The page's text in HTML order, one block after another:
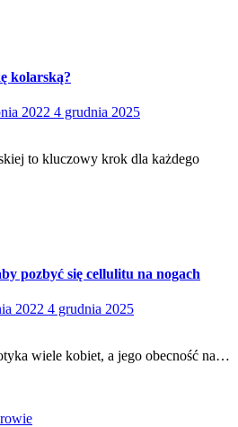
kolarską?
2022 4 grudnia 2025
to kluczowy krok dla każdego
pozbyć się cellulitu na nogach
2022 4 grudnia 2025
wiele kobiet, a jego obecność na…